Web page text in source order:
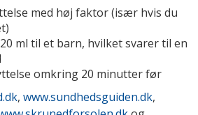
med høj faktor (især hvis du
ml til et barn, hvilket svarer til en
omkring 20 minutter før
, www.sundhedsguiden.dk,